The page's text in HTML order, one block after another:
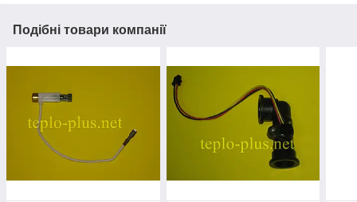
Подібні товари компанії